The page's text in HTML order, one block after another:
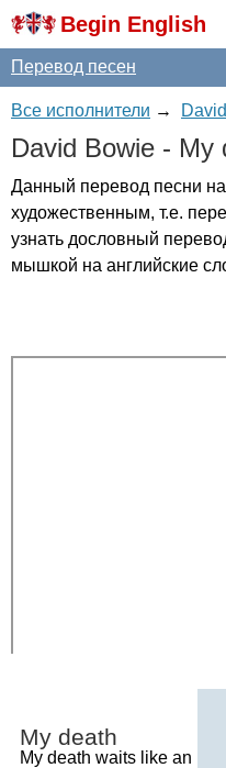
Begin English
Перевод песен
Все исполнители →
David Bowie - My
Данный перевод песни
художественным, т.е.
узнать дословный
мышкой на английские
My death
My death waits like an